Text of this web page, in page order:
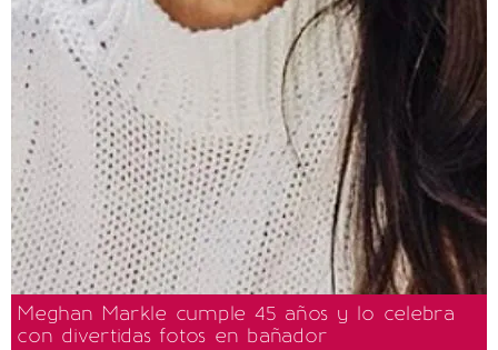
Meghan Markle cumple 45 años y lo celebra
con divertidas fotos en bañador